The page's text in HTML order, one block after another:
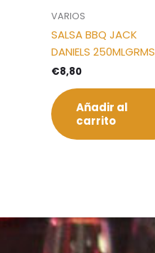
VARIOS
SALSA BBQ JACK
DANIELS 250MLGRMS
€8,80
Añadir al
carrito